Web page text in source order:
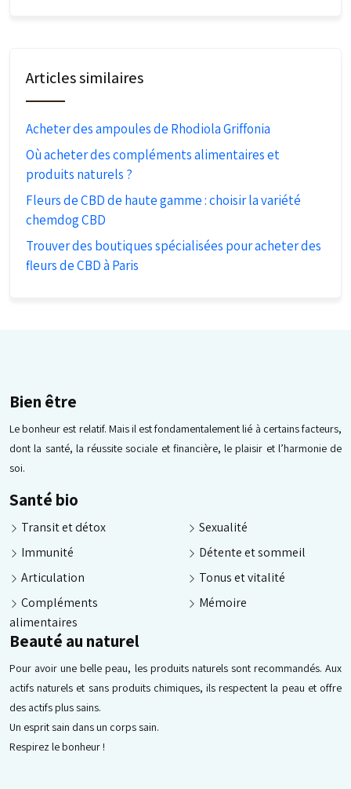
Articles similaires
Acheter des ampoules de Rhodiola Griffonia
Où acheter des compléments alimentaires et
produits naturels ?
Fleurs de CBD de haute gamme : choisir la variété
chemdog CBD
Trouver des boutiques spécialisées pour acheter des
fleurs de CBD à Paris
Bien être
Le bonheur est relatif. Mais il est fondamentalement lié à certains facteurs,
dont la santé, la réussite sociale et financière, le plaisir et l’harmonie de
soi.
Santé bio
Transit et détox
Immunité
Articulation
Compléments
alimentaires
Sexualité
Détente et sommeil
Tonus et vitalité
Mémoire
Beauté au naturel
Pour avoir une belle peau, les produits naturels sont recommandés. Aux
actifs naturels et sans produits chimiques, ils respectent la peau et offre
des actifs plus sains.
Un esprit sain dans un corps sain.
Respirez le bonheur !